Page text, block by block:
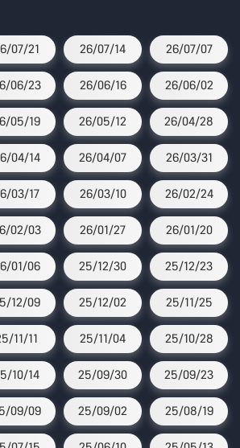
07/21 26/07/14 26/07/07
06/23 26/06/16 26/06/02
05/19 26/05/12 26/04/28
04/14 26/04/07 26/03/31
03/17 26/03/10 26/02/24
02/03 26/01/27 26/01/20
01/06 25/12/30 25/12/23
12/09 25/12/02 25/11/25
11/11 25/11/04 25/10/28
10/14 25/09/30 25/09/23
09/09 25/09/02 25/08/19